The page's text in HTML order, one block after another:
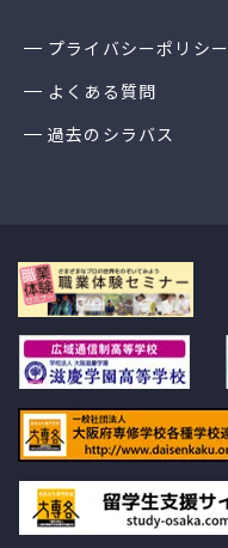
プライバシーポリシー
よくある質問
過去のシラバス